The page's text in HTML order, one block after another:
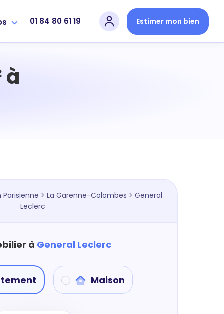
01 84 80 61 19 Estimer mon bien
à
Parisienne > La Garenne-Colombes > General
Leclerc
à General Leclerc
Maison